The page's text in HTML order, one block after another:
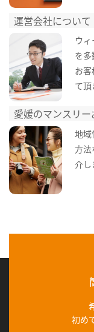
運営会社について
ウ
を多
お
て頂
愛媛のマンスリ
地域
方法
介し
初め